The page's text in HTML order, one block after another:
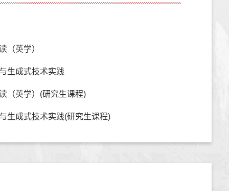
（英学）
生成式技术实践
（英学）(研究生课程)
生成式技术实践(研究生课程)